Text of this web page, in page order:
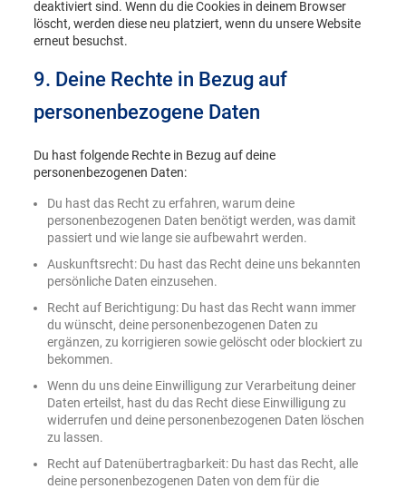
deaktiviert sind. Wenn du die Cookies in deinem Browser
löscht, werden diese neu platziert, wenn du unsere Website
erneut besuchst.
9. Deine Rechte in Bezug auf
personenbezogene Daten
Du hast folgende Rechte in Bezug auf deine
personenbezogenen Daten:
Du hast das Recht zu erfahren, warum deine
personenbezogenen Daten benötigt werden, was damit
passiert und wie lange sie aufbewahrt werden.
Auskunftsrecht: Du hast das Recht deine uns bekannten
persönliche Daten einzusehen.
Recht auf Berichtigung: Du hast das Recht wann immer
du wünscht, deine personenbezogenen Daten zu
ergänzen, zu korrigieren sowie gelöscht oder blockiert zu
bekommen.
Wenn du uns deine Einwilligung zur Verarbeitung deiner
Daten erteilst, hast du das Recht diese Einwilligung zu
widerrufen und deine personenbezogenen Daten löschen
zu lassen.
Recht auf Datenübertragbarkeit: Du hast das Recht, alle
deine personenbezogenen Daten von dem für die